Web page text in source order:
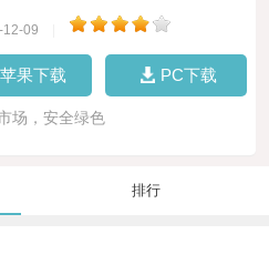
12-09
苹果下载 PC下载
场，安全绿色
排行